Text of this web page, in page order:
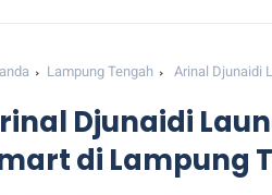
Lampung Tengah Arinal Djunaidi
Djunaidi
di Lampung